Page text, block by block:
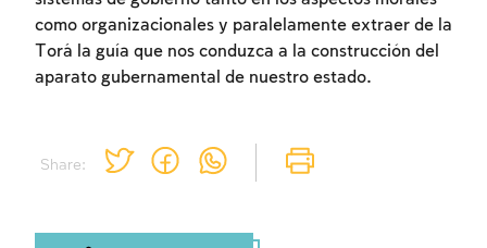
Share:
como organizacionales y paralelamente extraer de la
Torá la guía que nos conduzca a la construcción del
aparato gubernamental de nuestro estado.